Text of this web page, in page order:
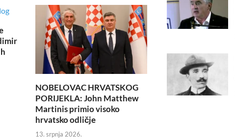
NOBELOVAC HRVATSKOG
PORIJEKLA: John Matthew
Martinis primio visoko
hrvatsko odličje
13. srpnja 2026.